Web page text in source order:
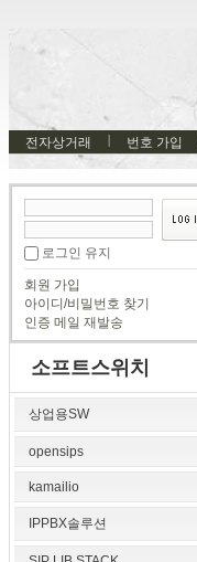
전자상거래 번호 가입
로그인 유지
회원 가입
아이디/비밀번호 찾기
인증 메일 재발송
소프트스위치
상업용SW
opensips
kamailio
IPPBX솔루션